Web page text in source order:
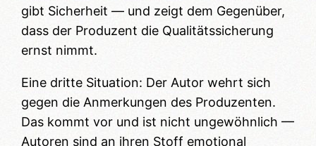
gibt Sicherheit — und zeigt dem Gegenüber,
dass der Produzent die Qualitätssicherung
ernst nimmt.
Eine dritte Situation: Der Autor wehrt sich
gegen die Anmerkungen des Produzenten.
Das kommt vor und ist nicht ungewöhnlich —
Autoren sind an ihren Stoff emotional